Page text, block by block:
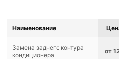
Наименование
Замена заднего контура
кондиционера
от